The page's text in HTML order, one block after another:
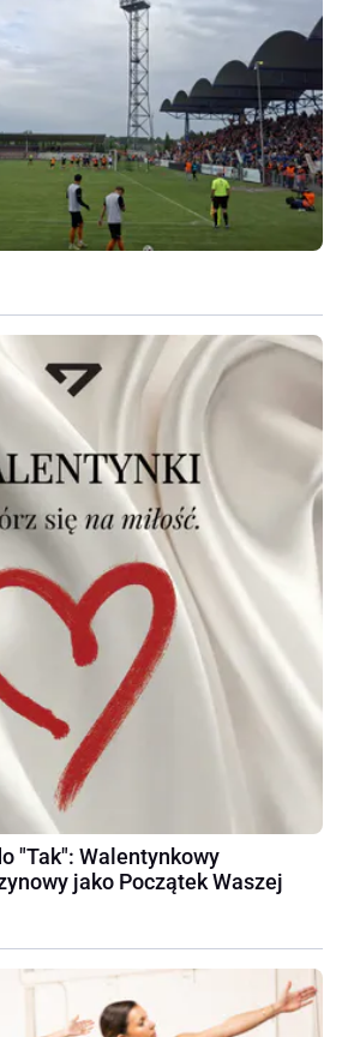
"Tak": Walentynkowy
jako Początek Waszej